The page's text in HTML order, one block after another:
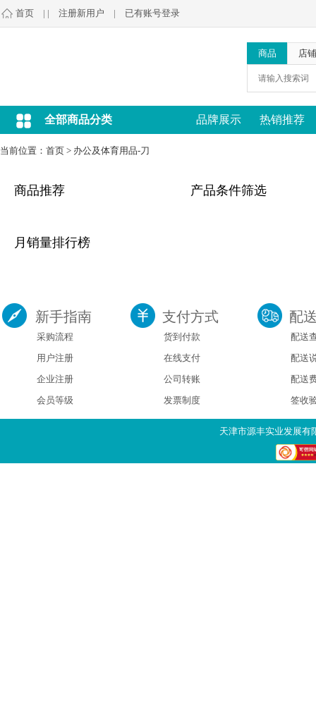
首页 | | 注册新用户 | 已有账号登录
商品 店铺
全部商品分类 品牌展示 热销推荐
当前位置： 首页 > 办公及体育用品-刀
商品推荐
月销量排行榜
产品条件筛选
新手指南
采购流程
用户注册
企业注册
会员等级
支付方式
货到付款
在线支付
公司转账
发票制度
配
配送
配送
配送
签收
天津市源丰实业发展